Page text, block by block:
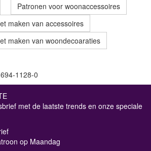
Patronen voor woonaccessoires
maken van accessoires
maken van woondecoaraties
1128-0
met de laatste trends en onze speciale
op Maandag